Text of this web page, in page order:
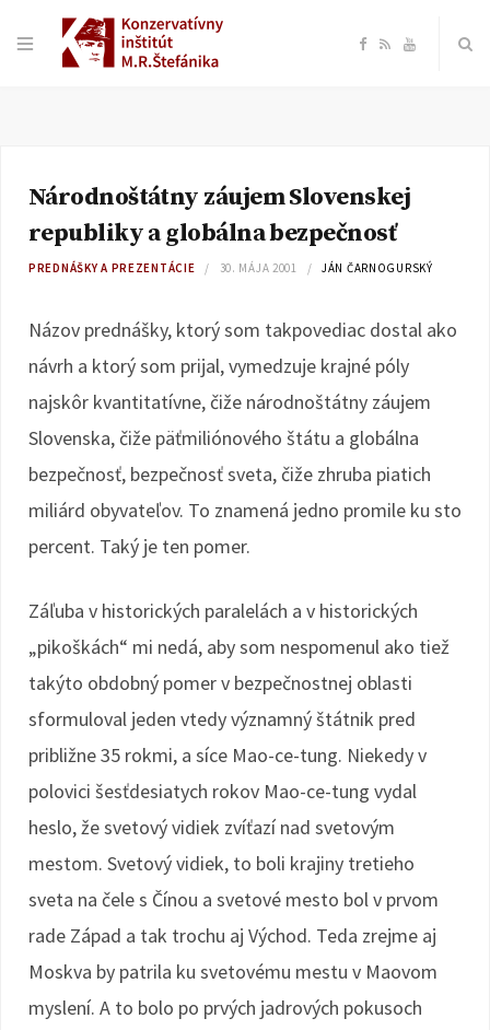
F
e
b
o
R Y
u
Národnoštátny záujem Slovenskej
republiky a globálna bezpečnosť
PREDNÁŠKY A PREZENTÁCIE 30. MÁJA 2001 JÁN ČARNOGURSKÝ
Názov prednášky, ktorý som takpovediac dostal ako
návrh a ktorý som prijal, vymedzuje krajné póly
najskôr kvantitatívne, čiže národnoštátny záujem
Slovenska, čiže päťmiliónového štátu a globálna
bezpečnosť, bezpečnosť sveta, čiže zhruba piatich
miliárd obyvateľov. To znamená jedno promile ku sto
percent. Taký je ten pomer.
Záľuba v historických paralelách a v historických
„pikoškách“ mi nedá, aby som nespomenul ako tiež
takýto obdobný pomer v bezpečnostnej oblasti
sformuloval jeden vtedy významný štátnik pred
približne 35 rokmi, a síce Mao-ce-tung. Niekedy v
polovici šesťdesiatych rokov Mao-ce-tung vydal
heslo, že svetový vidiek zvíťazí nad svetovým
mestom. Svetový vidiek, to boli krajiny tretieho
sveta na čele s Čínou a svetové mesto bol v prvom
rade Západ a tak trochu aj Východ. Teda zrejme aj
Moskva by patrila ku svetovému mestu v Maovom
myslení. A to bolo po prvých jadrových pokusoch